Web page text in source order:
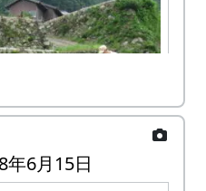
年6月15日